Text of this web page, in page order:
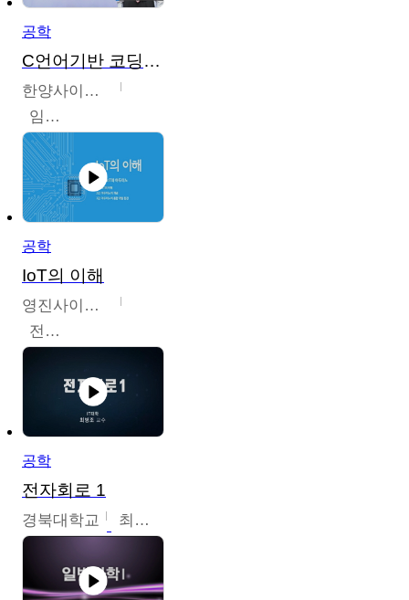
공학
C언어기반 코딩교육
한양사이버대학교
임동균
공학
IoT의 이해
영진사이버대학교
전병현
공학
전자회로 1
경북대학교 최병조